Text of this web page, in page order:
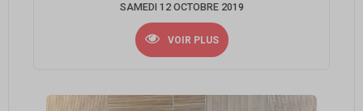
SAMEDI 12 OCTOBRE 2019
VOIR PLUS